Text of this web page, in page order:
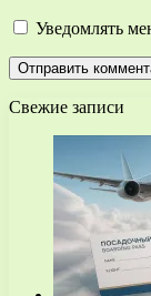
Уведомлять
Свежие записи